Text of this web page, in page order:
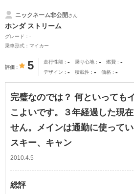
ニックネーム非公開さん
ホンダ ストリーム
グレード：-
乗車形式：マイカー
評価 5 走行性能 - 乗り心地 - 燃費 -
デザイン - 積載性 - 価格 -
完璧なのでは？ 何といっても
こよいです。３年経過した現
せん。メインは通勤に使って
スキー、キャン
2010.4.5
総評